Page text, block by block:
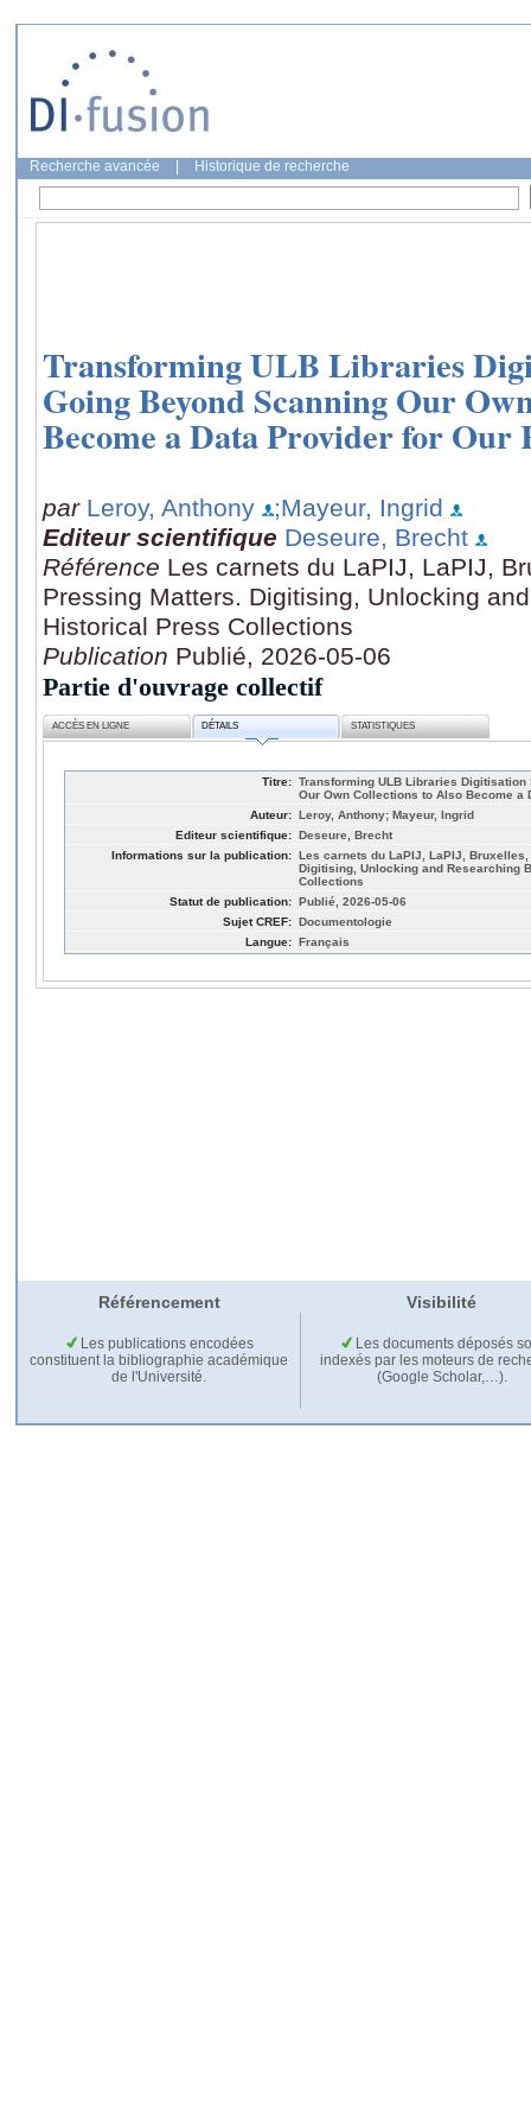
Recherche avancée Historique de recherche
Transforming ULB Libraries
Going Beyond Scanning Our
Become a Data Provider for Our
par Leroy, Anthony
;Mayeur, Ingrid
Editeur scientifique Deseure, Brecht
Référence Les carnets du LaPIJ, LaPIJ,
Pressing Matters. Digitising, Unlocking
Historical Press Collections
Publication Publié, 2026-05-06
Partie d'ouvrage collectif
ACCÈS EN LIGNE DÉTAILS STATISTIQUES
Titre: Transforming ULB Libraries
Our Own Collections to Also Become a
Auteur: Leroy, Anthony; Mayeur, Ingrid
Editeur scientifique: Deseure, Brecht
Informations sur la publication: Les carnets du LaPIJ, LaPIJ,
Digitising, Unlocking and Researching
Collections
Statut de publication: Publié, 2026-05-06
Sujet CREF: Documentologie
Langue: Français
Référencement Visibilité
Les publications encodées
constituent la bibliographie académique
de l'Université.
Les documents déposés
indexés par les moteurs de
(Google Scholar,…).